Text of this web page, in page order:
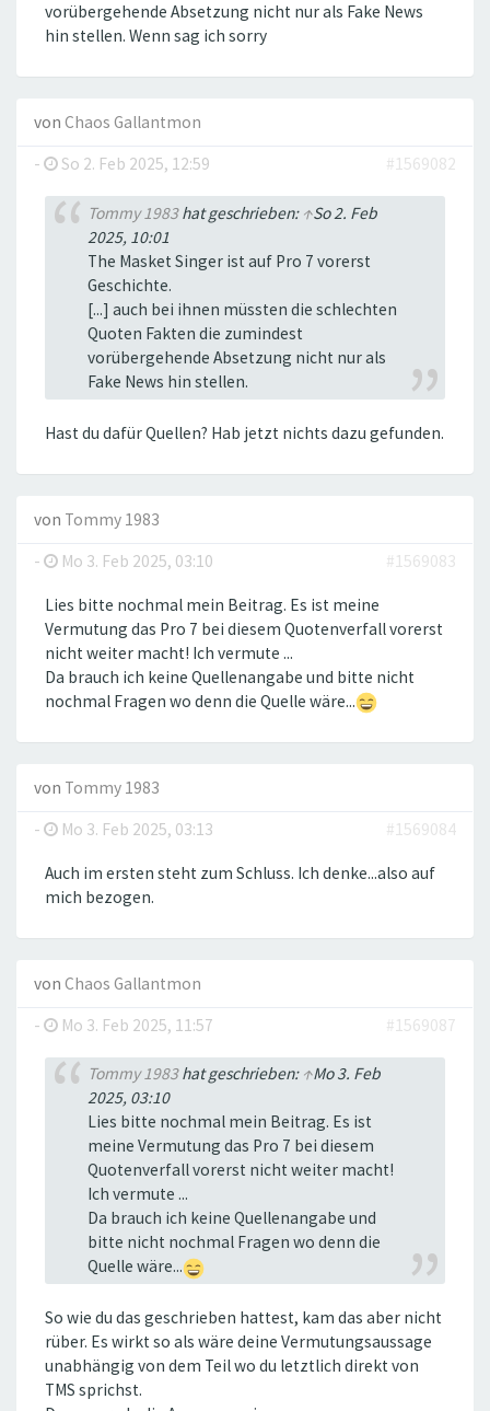
vorübergehende Absetzung nicht nur als Fake News
hin stellen. Wenn sag ich sorry
von Chaos Gallantmon
-
So 2. Feb 2025, 12:59 #1569082
Tommy 1983hat geschrieben: ↑So 2. Feb
2025, 10:01
The Masket Singer ist auf Pro 7 vorerst
Geschichte.
[...] auch bei ihnen müssten die schlechten
Quoten Fakten die zumindest
vorübergehende Absetzung nicht nur als
Fake News hin stellen.
Hast du dafür Quellen? Hab jetzt nichts dazu gefunden.
von Tommy 1983
-
Mo 3. Feb 2025, 03:10 #1569083
Lies bitte nochmal mein Beitrag. Es ist meine
Vermutung das Pro 7 bei diesem Quotenverfall vorerst
nicht weiter macht! Ich vermute ...
Da brauch ich keine Quellenangabe und bitte nicht
nochmal Fragen wo denn die Quelle wäre...
von Tommy 1983
-
Mo 3. Feb 2025, 03:13 #1569084
Auch im ersten steht zum Schluss. Ich denke...also auf
mich bezogen.
von Chaos Gallantmon
-
Mo 3. Feb 2025, 11:57 #1569087
Tommy 1983hat geschrieben: ↑Mo 3. Feb
2025, 03:10
Lies bitte nochmal mein Beitrag. Es ist
meine Vermutung das Pro 7 bei diesem
Quotenverfall vorerst nicht weiter macht!
Ich vermute ...
Da brauch ich keine Quellenangabe und
bitte nicht nochmal Fragen wo denn die
Quelle wäre...
So wie du das geschrieben hattest, kam das aber nicht
rüber. Es wirkt so als wäre deine Vermutungsaussage
unabhängig von dem Teil wo du letztlich direkt von
TMS sprichst.